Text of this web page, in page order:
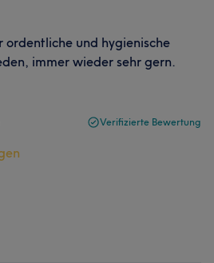
ordentliche und hygienische
immer wieder sehr gern.
Verifizierte Bewertung